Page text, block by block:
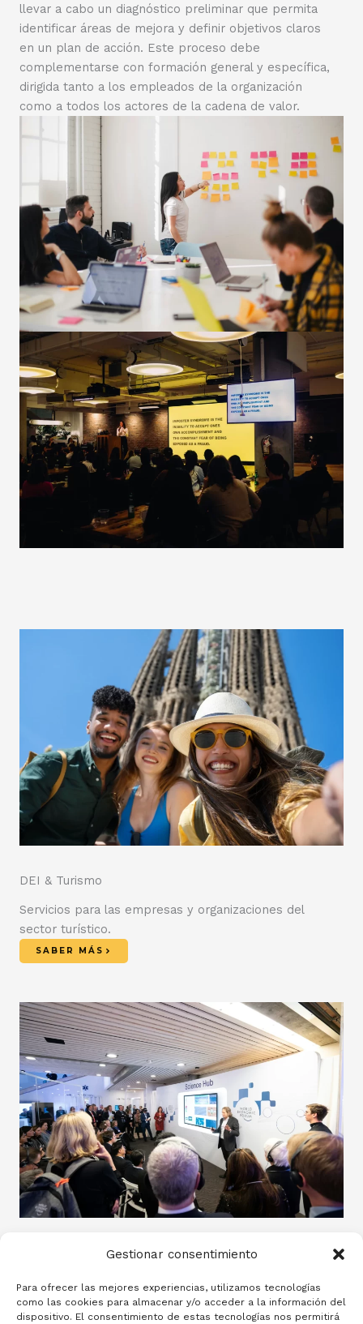
Gestionar consentimiento
Para ofrecer las mejores experiencias, utilizamos tecnologías
como las cookies para almacenar y/o acceder a la información del
dispositivo. El consentimiento de estas tecnologías nos permitirá
llevar a cabo un diagnóstico preliminar que permita
identificar áreas de mejora y definir objetivos claros
en un plan de acción. Este proceso debe
complementarse con formación general y específica,
dirigida tanto a los empleados de la organización
como a todos los actores de la cadena de valor.
DEI & Turismo​
Servicios para las empresas y organizaciones del
sector turístico.
SABER MÁS
DEI & Eventos Corporativos​
Servicios para empresas y organizaciones del sector
eventos corporativos.